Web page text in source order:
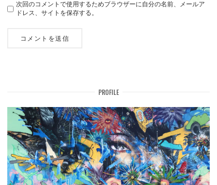
次回のコメントで使用するためブラウザーに自分の名前、メールア
ドレス、サイトを保存する。
PROFILE